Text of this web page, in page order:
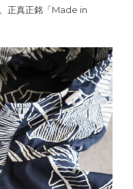
正真正銘「Made in